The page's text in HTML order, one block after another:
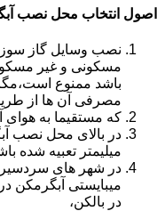
اصول انتخاب محل نصب
نصب وسایل گاز سوز
باشد ممنوع
مصرفی آن ها از
که مستقیما به هوای
میلیمتر تعبیه شده
در شهر های سردسیر
میبایستی آبگرمکن
در بالکن،